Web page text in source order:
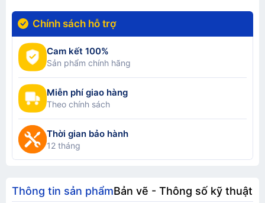
Chính sách hỗ trợ
Cam kết 100%
Sản phẩm chính hãng
Miễn phí giao hàng
Theo chính sách
Thời gian bảo hành
12 tháng
Thông tin sản phẩmBản vẽ - Thông số kỹ thuật